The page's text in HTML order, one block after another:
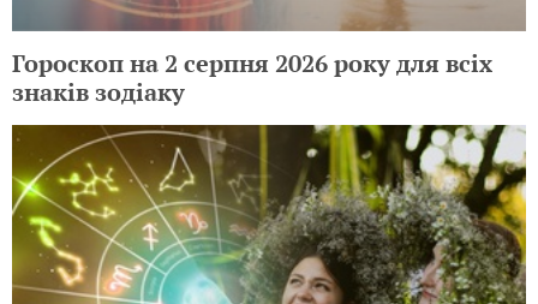
Гороскоп на 2 серпня 2026 року для всіх
знаків зодіаку